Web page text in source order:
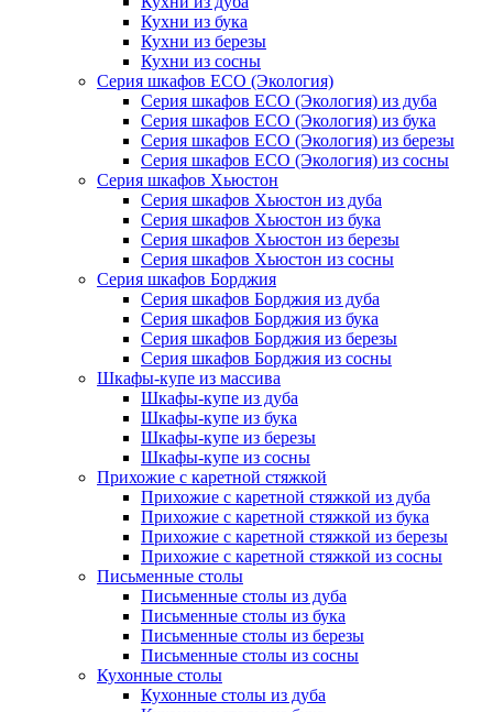
Кухни из бука
Кухни из березы
Кухни из сосны
Серия шкафов ECO (Экология)
Серия шкафов ECO (Экология) из дуба
Серия шкафов ECO (Экология) из бука
Серия шкафов ECO (Экология) из березы
Серия шкафов ECO (Экология) из сосны
Серия шкафов Хьюстон
Серия шкафов Хьюстон из дуба
Серия шкафов Хьюстон из бука
Серия шкафов Хьюстон из березы
Серия шкафов Хьюстон из сосны
Серия шкафов Борджия
Серия шкафов Борджия из дуба
Серия шкафов Борджия из бука
Серия шкафов Борджия из березы
Серия шкафов Борджия из сосны
Шкафы-купе из массива
Шкафы-купе из дуба
Шкафы-купе из бука
Шкафы-купе из березы
Шкафы-купе из сосны
Прихожие с каретной стяжкой
Прихожие с каретной стяжкой из дуба
Прихожие с каретной стяжкой из бука
Прихожие с каретной стяжкой из березы
Прихожие с каретной стяжкой из сосны
Письменные столы
Письменные столы из дуба
Письменные столы из бука
Письменные столы из березы
Письменные столы из сосны
Кухонные столы
Кухонные столы из дуба